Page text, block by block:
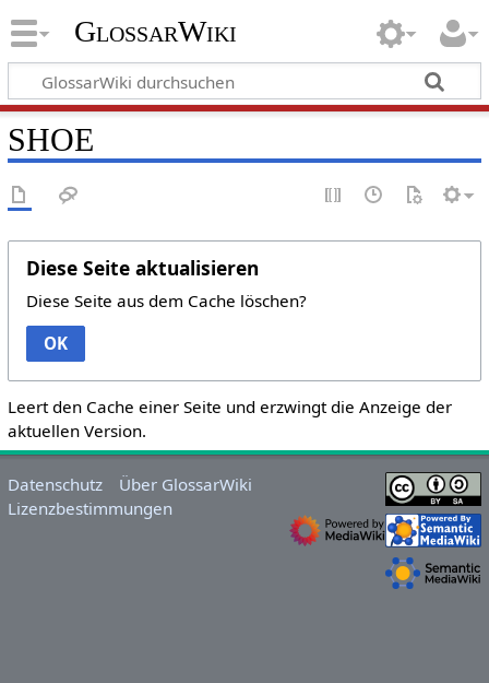
GlossarWiki
SHOE
Diese Seite aktualisieren
Diese Seite aus dem Cache löschen?
OK
Leert den Cache einer Seite und erzwingt die Anzeige der
aktuellen Version.
Datenschutz
Über GlossarWiki
Lizenzbestimmungen